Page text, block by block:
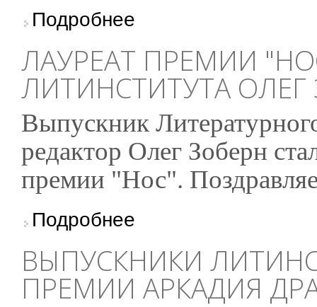
Подробнее
ЛАУРЕАТ ПРЕМИИ
ЛИТИНСТИТУТА ОЛЕГ
Выпускник
редактор Олег Зоберн
премии "Нос".
Подробнее
ВЫПУСКНИКИ
ПРЕМИИ АРКАДИЯ